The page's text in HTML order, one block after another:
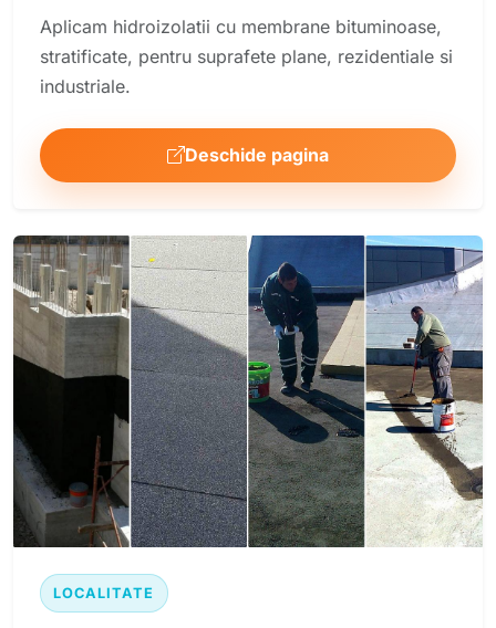
Aplicam hidroizolatii cu membrane bituminoase,
stratificate, pentru suprafete plane, rezidentiale si
industriale.
Deschide pagina
LOCALITATE